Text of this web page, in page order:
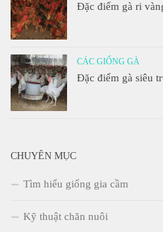
Đặc điểm gà ri
CÁC GIỐNG GÀ
Đặc điểm gà siêu
CHUYÊN MỤC
Tìm hiểu giống gia cầm
Kỹ thuật chăn nuôi